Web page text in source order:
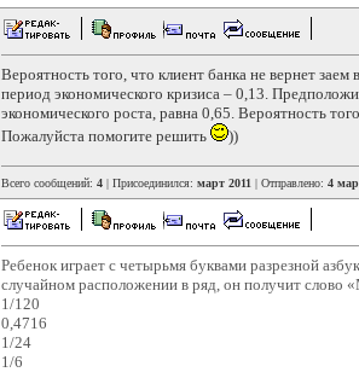
Вероятность того, что клиент банка не вернет
период экономического кризиса – 0,13.
экономического роста, равна 0,65. Вероятность
Пожалуйста помогите решить
))
Всего сообщений: 4 | Присоединился: март 2011 | Отправлено: 4
Ребенок играет с четырьмя буквами разрезной
случайном расположении в ряд, он получит
1/120
0,4716
1/24
1/6